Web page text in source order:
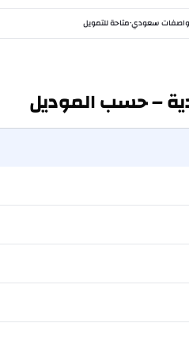
سعودي•متاحة للتمويل
– حسب الموديل